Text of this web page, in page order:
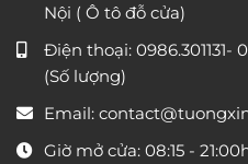
Nội ( Ô tô đỗ cửa)
Điện thoại: 0986.301131-
(Số lượng)
Email:
Giờ mở cửa: 08:15 -